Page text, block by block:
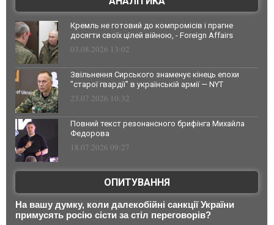
Кремль не готовий до компромісів і прагне
досягти своїх цілей війною, - Foreign Affairs
03.08.2026 13:02
Звільнення Сирського знаменує кінець епохи
"старої гвардії" в українській армії — NYT
23.07.2026 10:32
Повний текст резонансного брифінга Михайла
Федорова
18.07.2026 09:27
ОПИТУВАННЯ
На вашу думку, коли далекобійні санкції України
примусять росію сісти за стіл переговорів?